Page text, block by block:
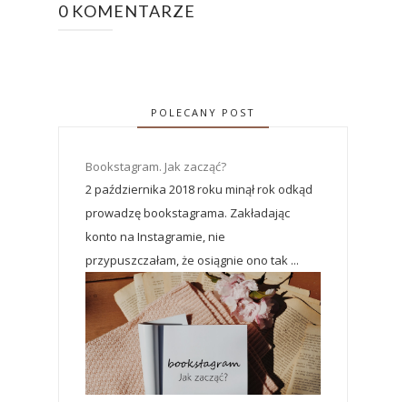
0 KOMENTARZE
POLECANY POST
Bookstagram. Jak zacząć?
2 października 2018 roku minął rok odkąd
prowadzę bookstagrama. Zakładając
konto na Instagramie, nie
przypuszczałam, że osiągnie ono tak ...